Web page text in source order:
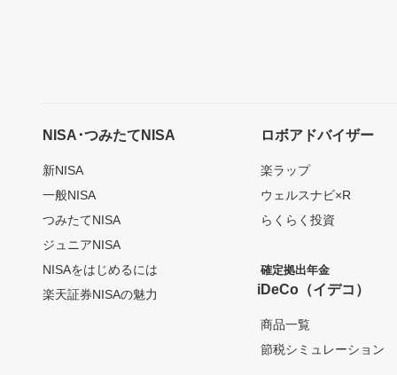
NISA･つみたてNISA
新NISA
一般NISA
つみたてNISA
ジュニアNISA
NISAをはじめるには
楽天証券NISAの魅力
ロボアドバイザー
楽ラップ
ウェルスナビ×R
らくらく投資
確定拠出年金
iDeCo（イデコ）
商品一覧
節税シミュレーション